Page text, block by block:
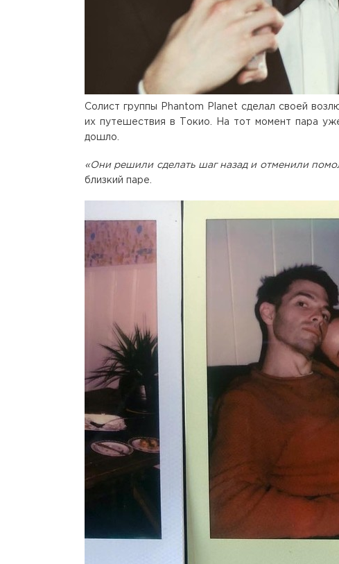
Солист группы Phantom Planet сделал своей
их путешествия в Токио. На тот момент пара
дошло.
«Они решили сделать шаг назад и отменили
близкий паре.